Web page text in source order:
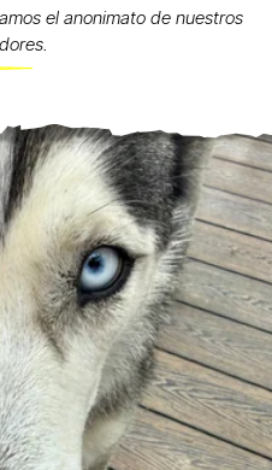
el anonimato de nuestros